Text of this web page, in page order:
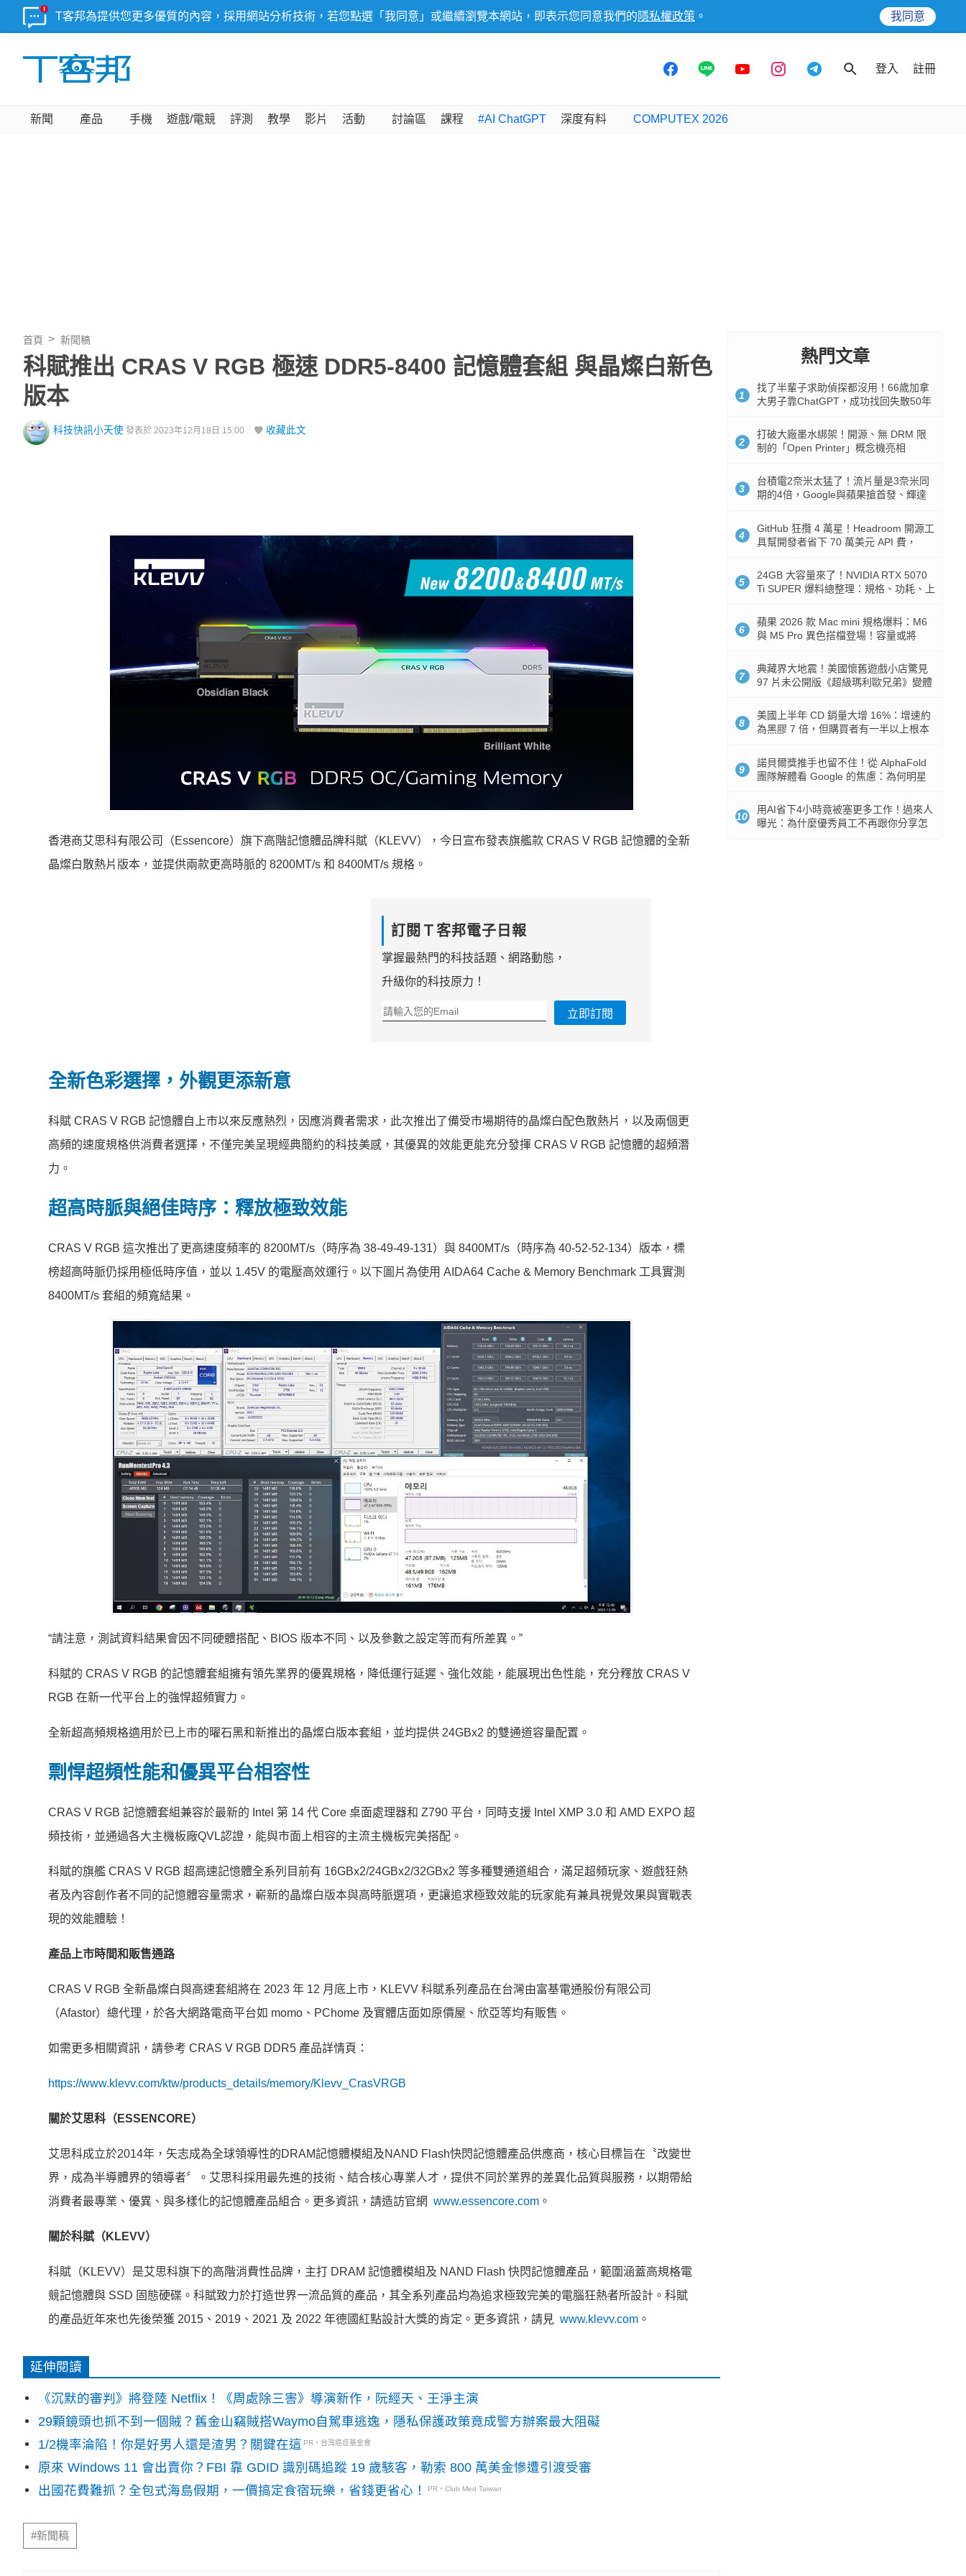
T客邦為提供您更多優質的內容，採用網站分析技術，若您點選「我同意」或繼續瀏覽本網站，即表示您同意我們的 隱私權政策 。 我同意
登入 註冊
新聞 產品 手機 遊戲/電競 評測 教學 影片 活動 討論區 課程 #AI ChatGPT 深度有料 COMPUTEX 2026
首頁 新聞稿
科賦推出 CRAS V RGB 極速 DDR5-8400 記憶體套組 與晶燦白新色
版本
科技快訊小天使 發表於 2023年12月18日 15:00 收藏此文
香港商艾思科有限公司（Essencore）旗下高階記憶體品牌科賦（KLEVV），今日宣布發表旗艦款 CRAS V RGB 記憶體的全新
晶燦白散熱片版本，並提供兩款更高時脈的 8200MT/s 和 8400MT/s 規格。
訂閱Ｔ客邦電子日報
掌握最熱門的科技話題、網路動態，
升級你的科技原力！
立即訂閱
全新色彩選擇，外觀更添新意
科賦 CRAS V RGB 記憶體自上市以來反應熱烈，因應消費者需求，此次推出了備受市場期待的晶燦白配色散熱片，以及兩個更
高頻的速度規格供消費者選擇，不僅完美呈現經典簡約的科技美感，其優異的效能更能充分發揮 CRAS V RGB 記憶體的超頻潛
力。
超高時脈與絕佳時序：釋放極致效能
CRAS V RGB 這次推出了更高速度頻率的 8200MT/s（時序為 38-49-49-131）與 8400MT/s（時序為 40-52-52-134）版本，標
榜超高時脈仍採用極低時序值，並以 1.45V 的電壓高效運行。以下圖片為使用 AIDA64 Cache & Memory Benchmark 工具實測
8400MT/s 套組的頻寬結果。
“請注意，測試資料結果會因不同硬體搭配、BIOS 版本不同、以及參數之設定等而有所差異。”
科賦的 CRAS V RGB 的記憶體套組擁有領先業界的優異規格，降低運行延遲、強化效能，能展現出色性能，充分釋放 CRAS V
RGB 在新一代平台上的強悍超頻實力。
全新超高頻規格適用於已上市的曜石黑和新推出的晶燦白版本套組，並均提供 24GBx2 的雙通道容量配置。
剽悍超頻性能和優異平台相容性
CRAS V RGB 記憶體套組兼容於最新的 Intel 第 14 代 Core 桌面處理器和 Z790 平台，同時支援 Intel XMP 3.0 和 AMD EXPO 超
頻技術，並通過各大主機板廠QVL認證，能與市面上相容的主流主機板完美搭配。
科賦的旗艦 CRAS V RGB 超高速記憶體全系列目前有 16GBx2/24GBx2/32GBx2 等多種雙通道組合，滿足超頻玩家、遊戲狂熱
者及內容創作者不同的記憶體容量需求，嶄新的晶燦白版本與高時脈選項，更讓追求極致效能的玩家能有兼具視覺效果與實戰表
現的效能體驗！
產品上市時間和販售通路
CRAS V RGB 全新晶燦白與高速套組將在 2023 年 12 月底上市，KLEVV 科賦系列產品在台灣由富基電通股份有限公司
（Afastor）總代理，於各大網路電商平台如 momo、PChome 及實體店面如原價屋、欣亞等均有販售。
如需更多相關資訊，請參考 CRAS V RGB DDR5 產品詳情頁：
https://www.klevv.com/ktw/products_details/memory/Klevv_CrasVRGB
關於艾思科（ESSENCORE）
艾思科成立於2014年，矢志成為全球領導性的DRAM記憶體模組及NAND Flash快閃記憶體產品供應商，核心目標旨在〝改變世
界，成為半導體界的領導者〞。艾思科採用最先進的技術、結合核心專業人才，提供不同於業界的差異化品質與服務，以期帶給
消費者最專業、優異、與多樣化的記憶體產品組合。更多資訊，請造訪官網 www.essencore.com 。
關於科賦（KLEVV）
科賦（KLEVV）是艾思科旗下的高階消費性品牌，主打 DRAM 記憶體模組及 NAND Flash 快閃記憶體產品，範圍涵蓋高規格電
競記憶體與 SSD 固態硬碟。科賦致力於打造世界一流品質的產品，其全系列產品均為追求極致完美的電腦狂熱者所設計。科賦
的產品近年來也先後榮獲 2015、2019、2021 及 2022 年德國紅點設計大獎的肯定。更多資訊，請見 www.klevv.com 。
延伸閱讀
《沉默的審判》將登陸 Netflix！《周處除三害》導演新作，阮經天、王淨主演
29顆鏡頭也抓不到一個賊？舊金山竊賊搭Waymo自駕車逃逸，隱私保護政策竟成警方辦案最大阻礙
1/2機率淪陷！你是好男人還是渣男？關鍵在這 PR・台灣癌症基金會
原來 Windows 11 會出賣你？FBI 靠 GDID 識別碼追蹤 19 歲駭客，勒索 800 萬美金慘遭引渡受審
出國花費難抓？全包式海島假期，一價搞定食宿玩樂，省錢更省心！
PR・Club Med Taiwan
#新聞稿
熱門文章
1
找了半輩子求助偵探都沒用！66歲加拿
大男子靠ChatGPT，成功找回失散50年
2
打破大廠墨水綁架！開源、無 DRM 限
制的「Open Printer」概念機亮相
3
台積電2奈米太猛了！流片量是3奈米同
期的4倍，Google與蘋果搶首發、輝達
4
GitHub 狂攬 4 萬星！Headroom 開源工
具幫開發者省下 70 萬美元 API 費，
5
24GB 大容量來了！NVIDIA RTX 5070
Ti SUPER 爆料總整理：規格、功耗、上
6
蘋果 2026 款 Mac mini 規格爆料：M6
與 M5 Pro 異色搭檔登場！容量或將
7
典藏界大地震！美國懷舊遊戲小店驚見
97 片未公開版《超級瑪利歐兄弟》變體
8
美國上半年 CD 銷量大增 16%：增速約
為黑膠 7 倍，但購買者有一半以上根本
9
諾貝爾獎推手也留不住！從 AlphaFold
團隊解體看 Google 的焦慮：為何明星
10
用AI省下4小時竟被塞更多工作！過來人
曝光：為什麼優秀員工不再跟你分享怎